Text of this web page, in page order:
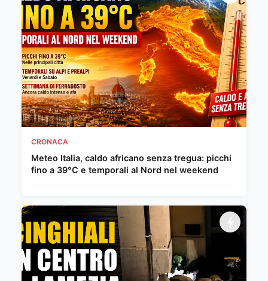
CRONACA
Meteo Italia, caldo africano senza tregua: picchi
fino a 39°C e temporali al Nord nel weekend